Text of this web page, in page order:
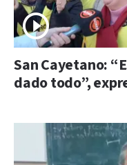
San Cayetano:
dado todo”,